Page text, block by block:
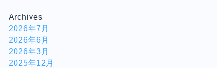
Archives
2026年7月
2026年6月
2026年3月
2025年12月